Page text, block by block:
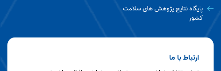
پایگاه نتایج پژوهش های سلامت
کشور
ارتباط با ما